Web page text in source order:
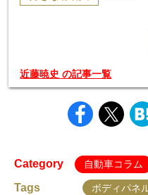
近藤暁史 の記事一覧
Category 自動車コラム
Tags ボディパネ